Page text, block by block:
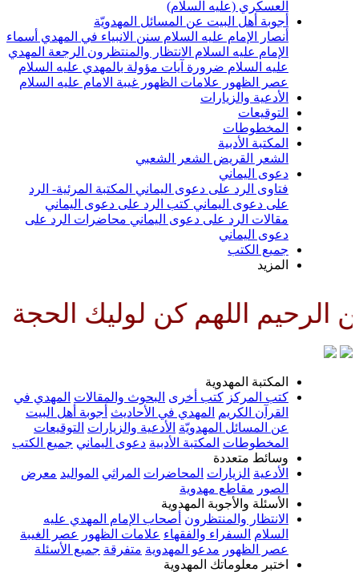
(عليه السلام)
أهل البيت عن المسائل المهدويّة
الإمام عليه السلامسنن الانبياء في المهديأسماء
عليه السلامالانتظار والمنتظرونالرجعةالمهدي
السلام ضرورة آيات مؤولة بالمهدي عليه السلام
علامات الظهورغيبة الامام عليه السلام
والزيارات
الأدبية
الشعر الشعبي
اليماني
الرد على دعوى اليماني المكتبة المرئية- الرد
دعوى اليماني كتب الرد على دعوى اليماني
الرد على دعوى اليماني محاضرات الرد على
كن لوليك الحجة بن الحسن
المهدوية
كتب أخرى البحوث والمقالات المهدي في
المهدي في الأحاديث أجوبة أهل البيت
المسائل المهدويّة الأدعية والزيارات التوقيعات
المكتبة الأدبية دعوى اليماني جميع الكتب
متعددة
الزيارات المحاضرات المراثي المواليد معرض
مقاطع مهدوية
والأجوبة المهدوية
والمنتظرون أصحاب الإمام المهدي عليه
السفراء والفقهاء علامات الظهور عصر الغيبة
مدعو المهدوية متفرقة جميع الأسئلة
معلوماتك المهدوية